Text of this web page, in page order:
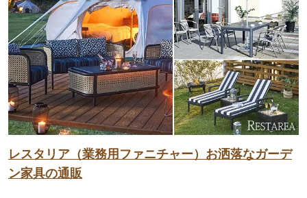
レスタリア（業務用ファニチャー）お洒落なガーデ
ン家具の通販